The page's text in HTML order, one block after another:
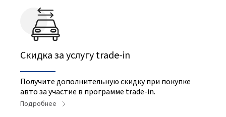
Cкидка за услугу trade-in
Получите дополнительную скидку при покупке
авто за участие в программе trade-in.
Подробнее